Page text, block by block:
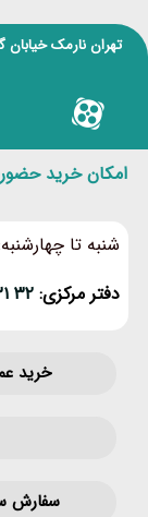
تهران نارمک خیابان
امکان خرید
شنبه تا چهارشنبه: ساعت ۱۰ الی ۲۰،
دفتر مرکزی: ۳۲ ۳۱ ۶۹ ۹۱ (۰۲۱)
خرید
سفارش